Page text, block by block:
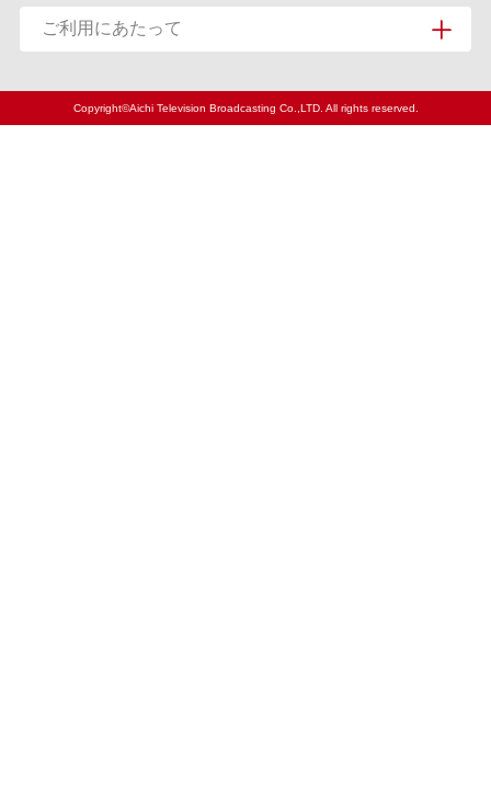
ご利用にあたって
Copyright©Aichi Television Broadcasting Co.,LTD. All rights reserved.